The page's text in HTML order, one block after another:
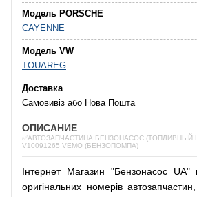
Модель PORSCHE
CAYENNE
Модель VW
TOUAREG
Доставка
Самовивіз або Нова Пошта
ОПИСАНИЕ
✅АВТОЗАПЧАСТИНА БЕНЗОНАСОС (ТОПЛИВНЫЙ
V10091265 VEMO (БЕНЗОПОМПА)
Інтернет Магазин "Бензонасос UA"
оригінальних номерів автозапчастин